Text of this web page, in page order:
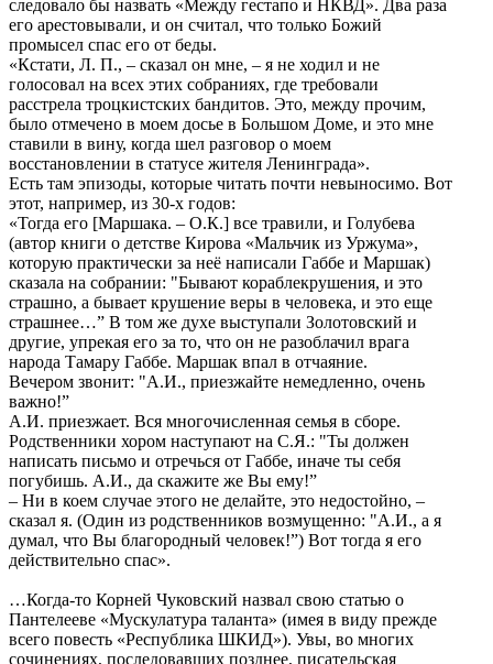
следовало бы назвать «Между гестапо и НКВД». Два раза
его арестовывали, и он считал, что только Божий
промысел спас его от беды.
«Кстати, Л. П., – сказал он мне, – я не ходил и не
голосовал на всех этих собраниях, где требовали
расстрела троцкистских бандитов. Это, между прочим,
было отмечено в моем досье в Большом Доме, и это мне
ставили в вину, когда шел разговор о моем
восстановлении в статусе жителя Ленинграда».
Есть там эпизоды, которые читать почти невыносимо. Вот
этот, например, из 30-х годов:
«Тогда его [Маршака. – О.К.] все травили, и Голубева
(автор книги о детстве Кирова «Мальчик из Уржума»,
которую практически за неё написали Габбе и Маршак)
сказала на собрании: "Бывают кораблекрушения, и это
страшно, а бывает крушение веры в человека, и это еще
страшнее…” В том же духе выступали Золотовский и
другие, упрекая его за то, что он не разоблачил врага
народа Тамару Габбе. Маршак впал в отчаяние.
Вечером звонит: "А.И., приезжайте немедленно, очень
важно!”
А.И. приезжает. Вся многочисленная семья в сборе.
Родственники хором наступают на С.Я.: "Ты должен
написать письмо и отречься от Габбе, иначе ты себя
погубишь. А.И., да скажите же Вы ему!”
– Ни в коем случае этого не делайте, это недостойно, –
сказал я. (Один из родственников возмущенно: "А.И., а я
думал, что Вы благородный человек!”) Вот тогда я его
действительно спас».
…Когда-то Корней Чуковский назвал свою статью о
Пантелееве «Мускулатура таланта» (имея в виду прежде
всего повесть «Республика ШКИД»). Увы, во многих
сочинениях, последовавших позднее, писательская